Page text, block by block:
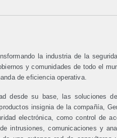
la industria de la
y comunidades de todo el
de eficiencia operativa.
desde su base, las soluciones
insignia de la compañía,
electrónica, como control de
intrusiones, comunicaciones y